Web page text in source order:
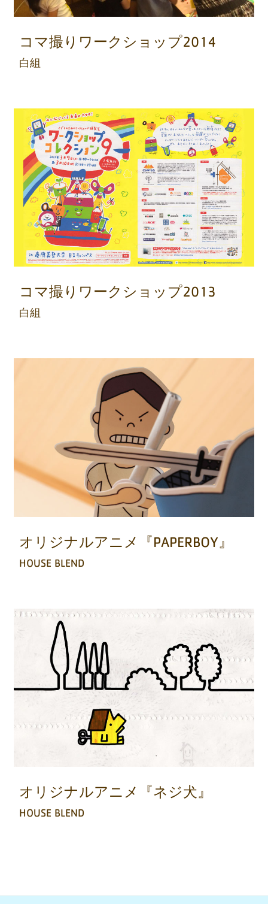
コマ撮りワークショップ2014
白組
コマ撮りワークショップ2013
白組
オリジナルアニメ『PAPERBOY』
HOUSE BLEND
オリジナルアニメ『ネジ犬』
HOUSE BLEND